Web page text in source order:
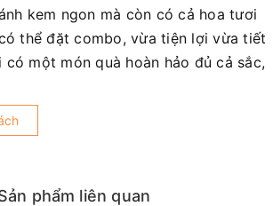
kem ngon mà còn có cả hoa tươi
thể đặt combo, vừa tiện lợi vừa tiết
có một món quà hoàn hảo đủ cả sắc,
phẩm liên quan